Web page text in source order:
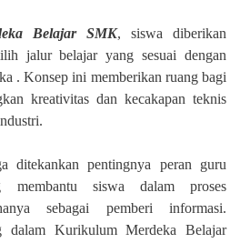
Belajar SMK, siswa diberikan
jalur belajar yang sesuai dengan
. Konsep ini memberikan ruang bagi
kreativitas dan kecakapan teknis
ditekankan pentingnya peran guru
membantu siswa dalam proses
sebagai pemberi informasi.
dalam Kurikulum Merdeka Belajar